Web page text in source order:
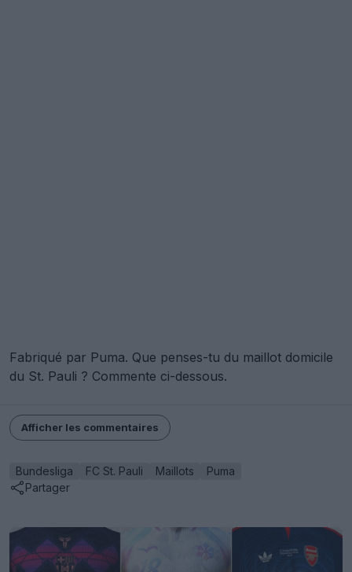
Fabriqué par Puma. Que penses-tu du maillot domicile
du St. Pauli ? Commente ci-dessous.
Afficher les commentaires
Bundesliga FC St. Pauli Maillots
Puma
Partager